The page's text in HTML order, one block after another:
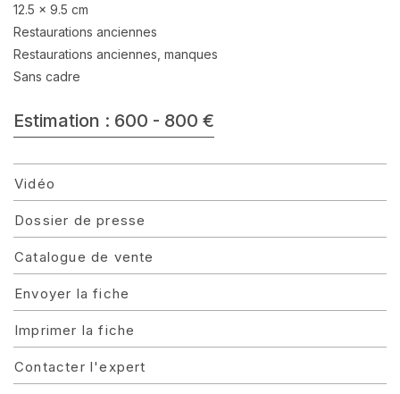
12.5 x 9.5 cm
Restaurations anciennes
Restaurations anciennes, manques
Sans cadre
Estimation : 600 - 800 €
Vidéo
Dossier de presse
Catalogue de vente
Envoyer la fiche
Imprimer la fiche
Contacter l'expert